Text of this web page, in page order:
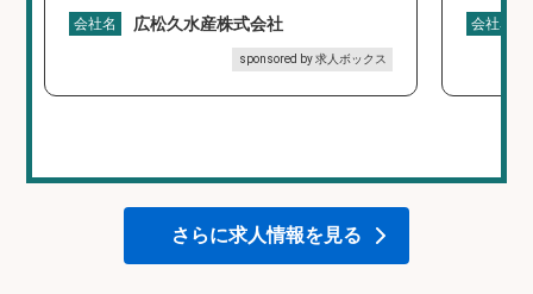
会社名 広松久水産株式会社
sponsored by 求人ボックス
会社名
さらに求人情報を見る